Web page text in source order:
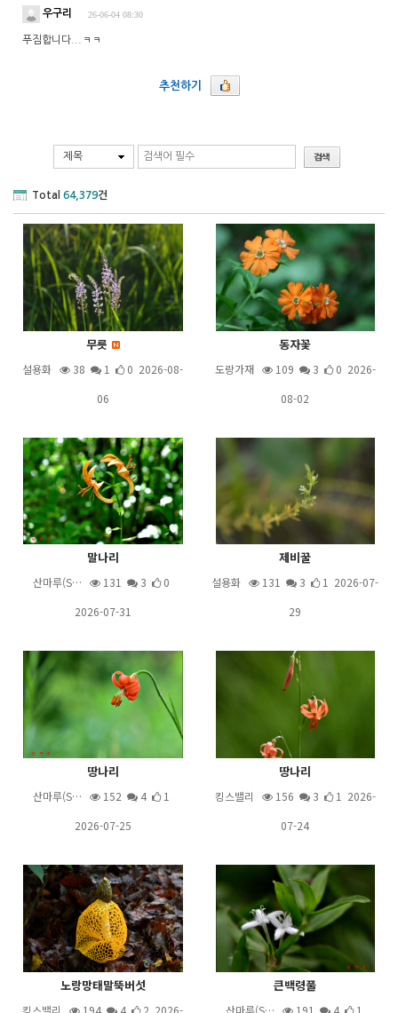
우구리 26-06-04 08:30
푸짐합니다...ㅋㅋ
추천하기
제목
Total 64,379건
무릇
설용화 38 1
0 2026-08-
06
동자꽃
도랑가재 109 3
0 2026-
08-02
말나리
산마루(S… 131 3
0
2026-07-31
제비꿀
설용화 131 3
1 2026-07-
29
땅나리
산마루(S… 152 4
1
2026-07-25
땅나리
킹스밸리 156 3
1 2026-
07-24
노랑망태말뚝버섯
킹스밸리 194 4 2 2026-
큰백령풀
산마루(S… 191 4 1